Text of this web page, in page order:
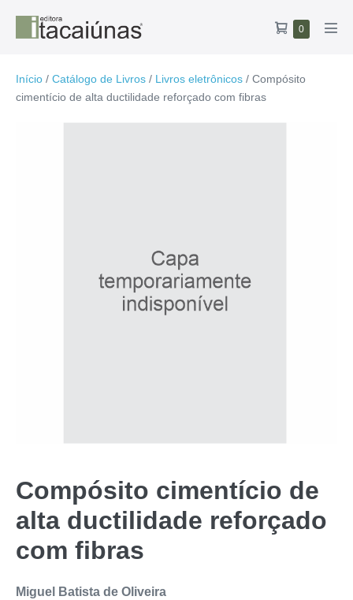
conteúdo
Carrinho
0Itens
Início / Catálogo de Livros / Livros eletrônicos / Compósito
cimentício de alta ductilidade reforçado com fibras
Compósito cimentício de
alta ductilidade reforçado
com fibras
Miguel Batista de Oliveira